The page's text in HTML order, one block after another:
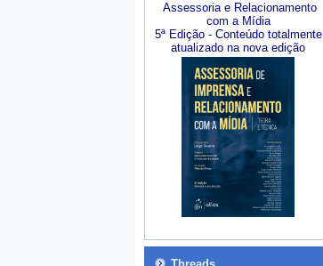
Assessoria e Relacionamento
com a Mídia
5ª Edição - Conteúdo totalmente
atualizado na nova edição